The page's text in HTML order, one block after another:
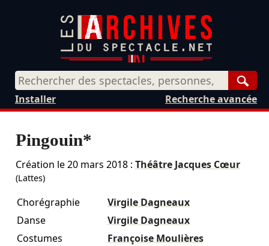
Recherche avancée
Installer
Pingouin*
Création le20 mars 2018: Théâtre Jacques Cœur
(Lattes)
Chorégraphie
Virgile Dagneaux
Danse
Virgile Dagneaux
Costumes
Françoise Moulières